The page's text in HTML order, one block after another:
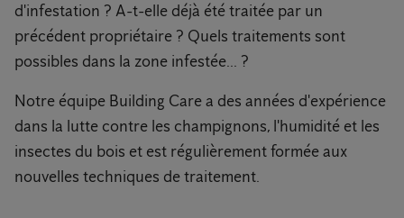
d'infestation ? A-t-elle déjà été traitée par un
précédent propriétaire ? Quels traitements sont
possibles dans la zone infestée... ?
Notre équipe Building Care a des années d'expérience
dans la lutte contre les champignons, l'humidité et les
insectes du bois et est régulièrement formée aux
nouvelles techniques de traitement.